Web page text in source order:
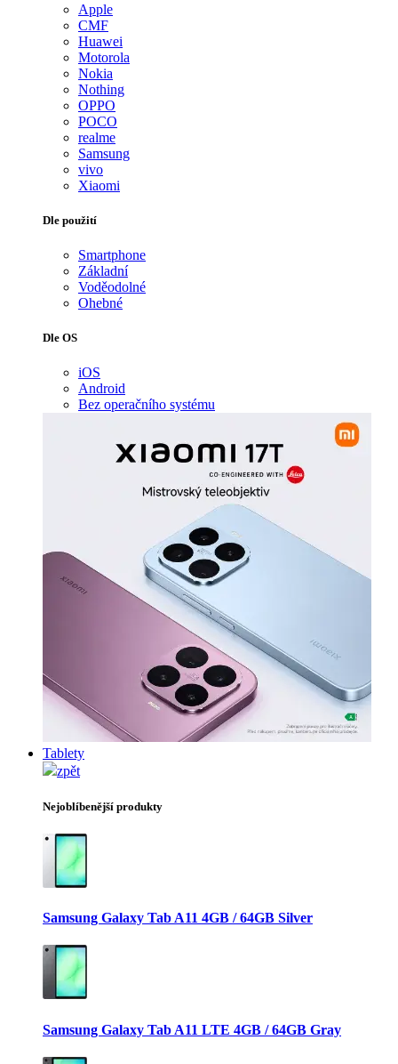
Apple
CMF
Huawei
Motorola
Nokia
Nothing
OPPO
POCO
realme
Samsung
vivo
Xiaomi
Dle použití
Smartphone
Základní
Voděodolné
Ohebné
Dle OS
iOS
Android
Bez operačního systému
Tablety
zpět
Nejoblíbenější produkty
Samsung Galaxy Tab A11 4GB / 64GB Silver
Samsung Galaxy Tab A11 LTE 4GB / 64GB Gray